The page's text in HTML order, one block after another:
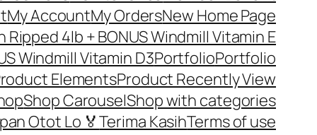
My AccountMy OrdersNew Home Page
4lb + BONUS Windmill Vitamin E
Windmill Vitamin D3PortfolioPortfolio
ElementsProduct Recently View
Shop CarouselShop with categories
Otot Lo 🏅Terima KasihTerms of use